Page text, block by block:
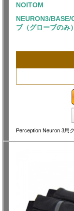
NOITOM
NEURON3/
ブ（グローブのみ）
Perception Neuron 3用